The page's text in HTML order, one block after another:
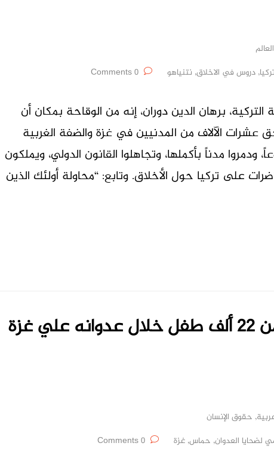
, دروس في الاخلاق, نتنياهو
التركية، برهان الدين دوران، إنه من الوقاحة بمكان أن
عشرات الآلاف من المدنيين في غزة والضفة الغربية
مدناً بأكملها، وتجاهلوا القانون الدولي، ويملكون
على تركيا حول الأخلاق. وتابع: “محاولة أولئك الذين
حماس : الاحتلال قتل أكثر من 22 ألف طفل خلال عدوانه علي غزة
, حقوق الإنسان
لضحايا العدوان, حماس, غزة